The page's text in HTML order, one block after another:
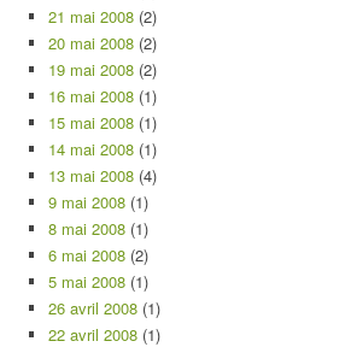
21 mai 2008 (2)
20 mai 2008 (2)
19 mai 2008 (2)
16 mai 2008 (1)
15 mai 2008 (1)
14 mai 2008 (1)
13 mai 2008 (4)
9 mai 2008 (1)
8 mai 2008 (1)
6 mai 2008 (2)
5 mai 2008 (1)
26 avril 2008 (1)
22 avril 2008 (1)